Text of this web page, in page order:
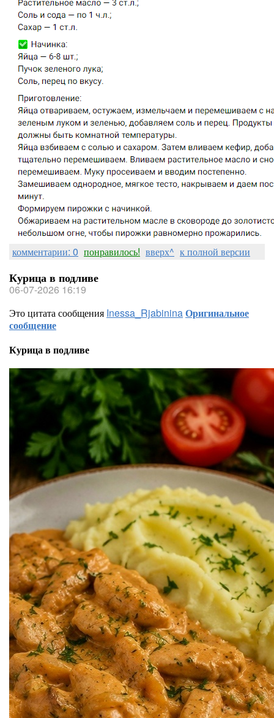
комментарии: 0 понравилось! вверх^ к полной версии
Курица в подливе
06-07-2026 16:19
Это цитата сообщения Inessa_RjabininaОригинальное
сообщение
Курица в подливе